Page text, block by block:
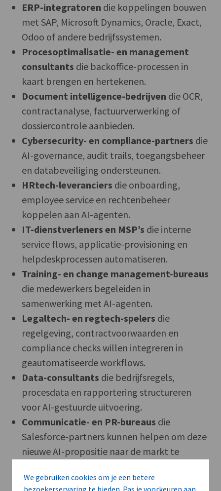
We gebruiken cookies om je een betere
bezoekerservaring te bieden. Pas je voorkeuren aan
ERP-integratoren die koppelingen bouwen
met SAP, Microsoft Dynamics, Oracle, Exact,
Odoo of andere bedrijfssystemen.
Procesoptimalisatie- en management
consultants die backoffice-processen in
kaart brengen en hertekenen.
Document intelligence-bedrijven die OCR,
contractanalyse, factuurverwerking of
dossiercontrole aanbieden.
Cybersecurity- en compliance-partners die
AI-governance, audit trails, toegangsbeheer
en databeveiliging ondersteunen.
HRtech-leveranciers die onboarding,
employee service en rechtenbeheer
koppelen aan AI-agenten.
IT-dienstverleners en MSP’s die interne
service flows, applicatie-provisioning en
helpdeskprocessen automatiseren.
Training- en change management-bureaus
die medewerkers begeleiden in
samenwerking met AI-agenten.
Legaltech- en regtech-spelers die
regelgeving, contractvoorwaarden en
compliance checks willen integreren in
geautomatiseerde workflows.
Data-consultants die bedrijfsregels,
procesdata en rapportering structureren
voor AI-gestuurde uitvoering.
Communicatie- en PR-bureaus die
Salesforce-partners kunnen helpen om deze
nieuwe AI-propositie naar de markt te